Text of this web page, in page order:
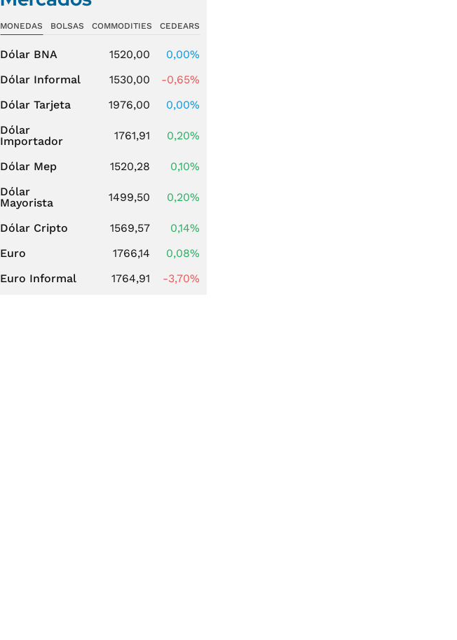
MONEDAS BOLSAS COMMODITIES CEDEARS
Dólar BNA 1520,00
0,00%
Dólar Informal
1530,00
-0,65%
Dólar Tarjeta
1976,00
0,00%
Dólar
Importador
1761,91 0,20%
Dólar Mep 1520,28
0,10%
Dólar
Mayorista
1499,50 0,20%
Dólar Cripto 1569,57
0,14%
Euro
1766,14
0,08%
Euro Informal
1764,91 -3,70%